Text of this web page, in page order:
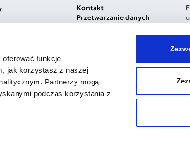
funkcje
jak korzystasz z naszej
Partnerzy mogą
podczas korzystania z
Warszawa
Jim Warszawa
Kontakt
Przetwarzanie danych
Jakość i bezpieczeństwo
Reklamacje
Projekt i